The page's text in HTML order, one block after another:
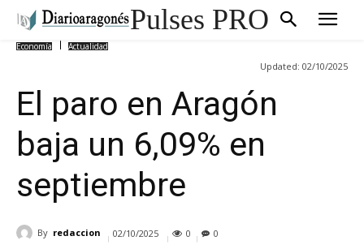
Pulses PRO
Economía Actualidad
Updated: 02/10/2025
El paro en Aragón
baja un 6,09% en
septiembre
By redaccion 02/10/2025 0 0